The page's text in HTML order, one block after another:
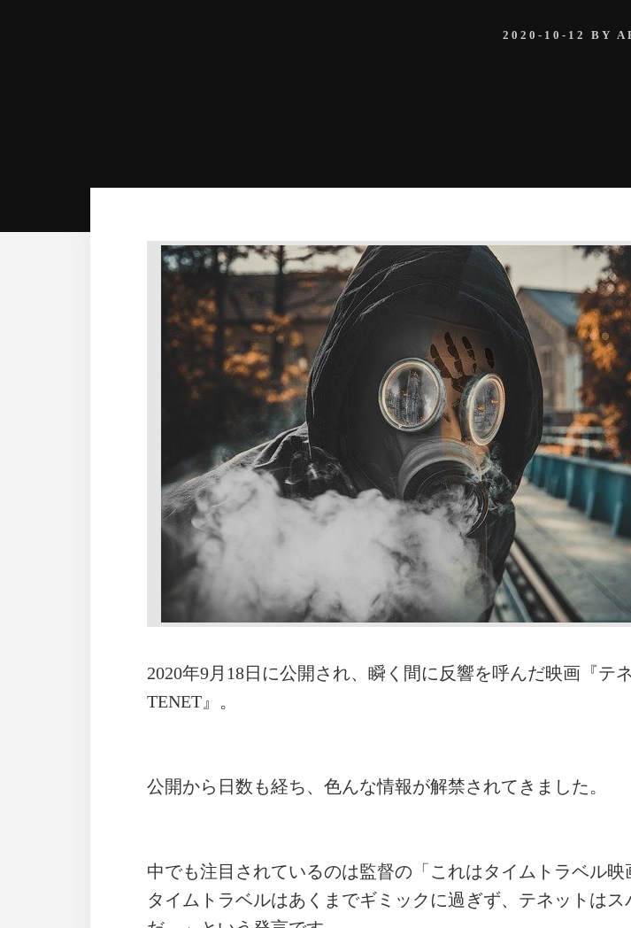
2020-10-12 BY
2020年9月18日に公開され、瞬く間に反響を呼んだ映画『テ
TENET』。
公開から日数も経ち、色んな情報が解禁されてきました。
中でも注目されているのは監督の「これはタイムトラベル映
タイムトラベルはあくまでギミックに過ぎず、テネットはス